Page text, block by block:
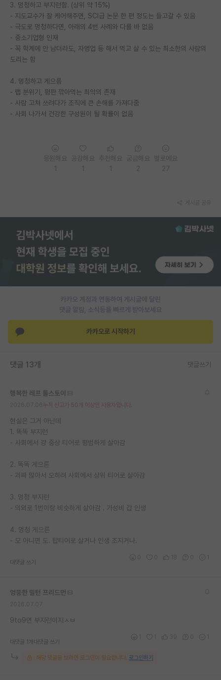
임용 후기 게시판
PI 전용 게시판
인문사회 계열 게시판
반도체/AI 게시판
장학금/장학생 게시판
반도체 아카데미
재팬라운지 🌸
3. 멍청하고 부지런함. (상위 약 15%)
- 지도교수가 잘 케어해주면, SCI급 논문 한 편 정도는 들고갈 수 있음
- 극도로 멍청하다면, 아래의 4번 사례와 다를 바 없음
- 중소기업형 인재
- 꼭 학계에 안 남더라도, 자영업 등 해서 먹고 살 수 있는 최소한의 사람의
도리는 함
4. 멍청하고 게으름
- 랩 분위기, 평판 깎아먹는 최악의 존재
- 사람 고쳐 쓰려다가 조직에 큰 손해를 가져다줌
- 사회 나가서 건강한 구성원이 될 확률이 없음
카카오 계정과 연동하여 게시글에 달린
댓글 알람, 소식등을 빠르게 받아보세요
카카오로 시작하기
댓글 13개 댓글쓰기
행복한 레프 톨스토이
누적 신고가 50개 이상인 사용자입니다.
현실은 그거 아닌데
1. 똑똑 부지런
- 사회에서 걍 중상 티어로 평범하게 살아감
2. 똑똑 게으른
- 괴짜 많아서 오히려 사회에서 상위 티어로 살아감
3. 멍청 부지런
- 의외로 1번이랑 비슷하게 살아감 . 가성비 갑 인생
4. 멍청 게으른
- 모 아니면 도. 탑티어로 살거나 인생 조지거나.
대댓글 쓰기
엉뚱한 밀턴 프리드먼
9to9면 부지런이지ㅅㅂ
대댓글 1개 대댓글 쓰기
해당 댓글을 보려면 로그인이 필요합니다. 로그인하기